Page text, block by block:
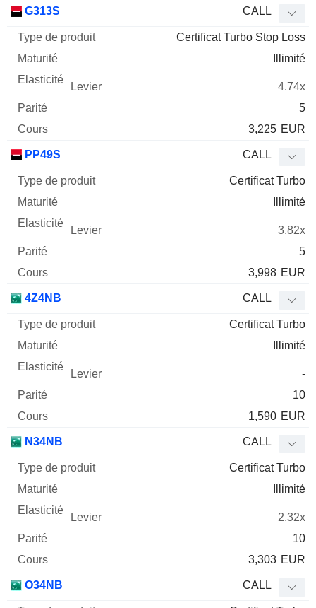
G313S CALL
Certificat Turbo Stop Loss
Illimité
4.74x
5
3,225 EUR
PP49S CALL
Certificat Turbo
Illimité
3.82x
5
3,998 EUR
4Z4NB CALL
Certificat Turbo
Illimité
-
10
1,590 EUR
N34NB CALL
Certificat Turbo
Illimité
2.32x
10
3,303 EUR
O34NB CALL